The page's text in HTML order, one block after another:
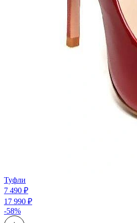
Туфли
7 490 ₽
17 990 ₽
-58%